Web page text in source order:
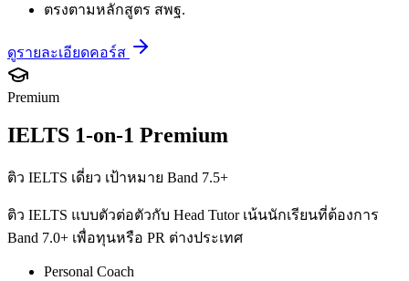
ตรงตามหลักสูตร สพฐ.
ดูรายละเอียดคอร์ส
Premium
IELTS 1-on-1 Premium
ติว IELTS เดี่ยว เป้าหมาย Band 7.5+
ติว IELTS แบบตัวต่อตัวกับ Head Tutor เน้นนักเรียนที่ต้องการ
Band 7.0+ เพื่อทุนหรือ PR ต่างประเทศ
Personal Coach